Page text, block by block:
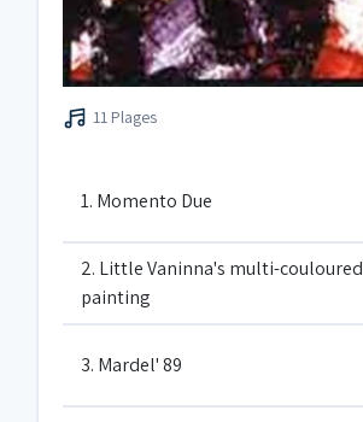
11 Plages
1. Momento Due
2. Little Vaninna's multi-couloured
painting
3. Mardel' 89